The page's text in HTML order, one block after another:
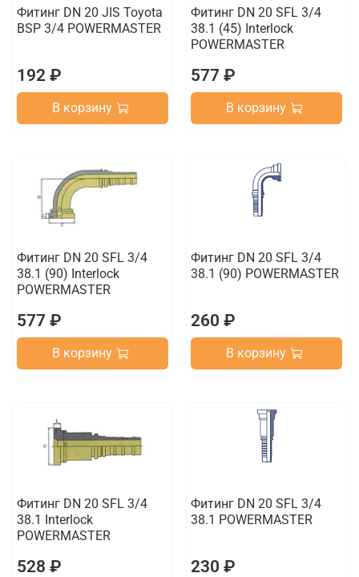
Фитинг DN 20 JIS Toyota
BSP 3/4 POWERMASTER
192 ₽
В корзину
Фитинг DN 20 SFL 3/4
38.1 (45) Interlock
POWERMASTER
577 ₽
В корзину
Фитинг DN 20 SFL 3/4
38.1 (90) Interlock
POWERMASTER
577 ₽
В корзину
Фитинг DN 20 SFL 3/4
38.1 (90) POWERMASTER
260 ₽
В корзину
Фитинг DN 20 SFL 3/4
38.1 Interlock
POWERMASTER
528 ₽
Фитинг DN 20 SFL 3/4
38.1 POWERMASTER
230 ₽